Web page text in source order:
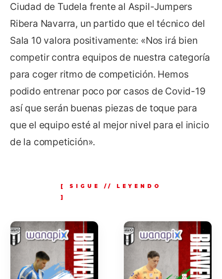
Ciudad de Tudela frente al Aspil-Jumpers
Ribera Navarra, un partido que el técnico del
Sala 10 valora positivamente: «Nos irá bien
competir contra equipos de nuestra categoría
para coger ritmo de competición. Hemos
podido entrenar poco por casos de Covid-19
así que serán buenas piezas de toque para
que el equipo esté al mejor nivel para el inicio
de la competición».